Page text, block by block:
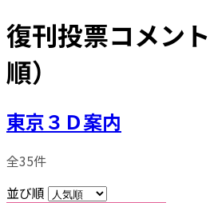
復刊投票コメン
順）
東京３Ｄ案内
全35件
並び順